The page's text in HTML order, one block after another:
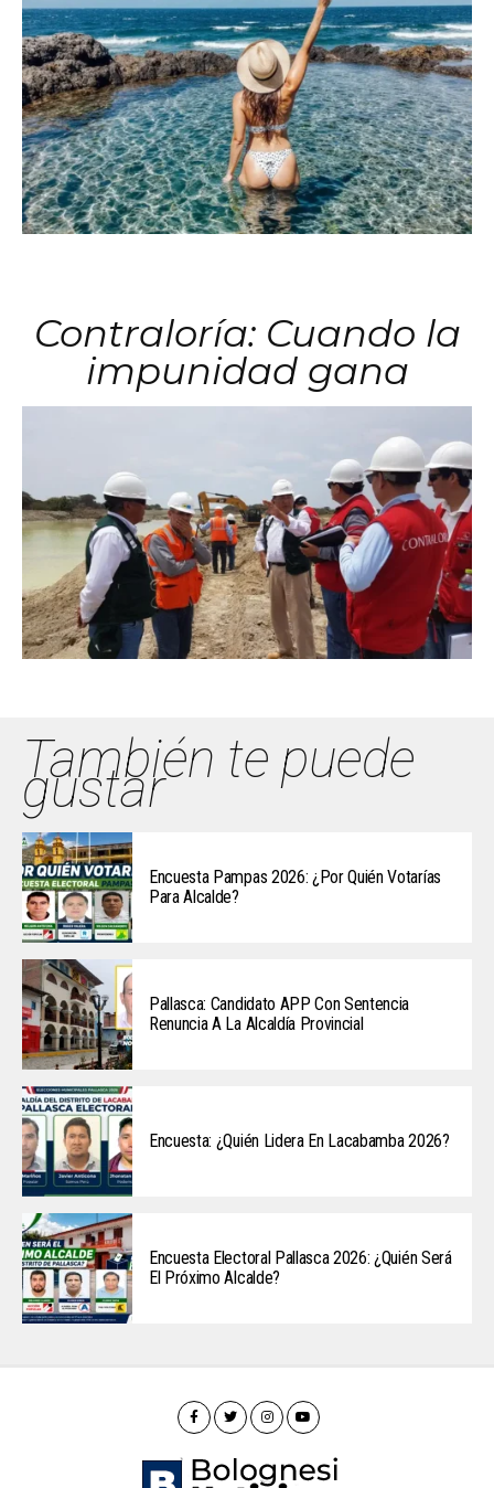
Contraloría: Cuando la
impunidad gana
También te puede
gustar
Encuesta Pampas 2026: ¿Por Quién Votarías
Para Alcalde?
Pallasca: Candidato APP Con Sentencia
Renuncia A La Alcaldía Provincial
Encuesta: ¿Quién Lidera En Lacabamba 2026?
Encuesta Electoral Pallasca 2026: ¿Quién Será
El Próximo Alcalde?